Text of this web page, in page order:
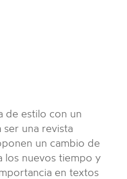
de estilo con un
una revista
un cambio de
los nuevos tiempo y
en textos